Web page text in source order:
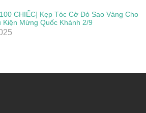
CHIẾC] Kẹp Tóc Cờ Đỏ Sao Vàng Cho
Kiện Mừng Quốc Khánh 2/9